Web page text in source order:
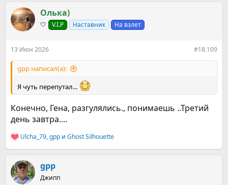
к
ц
и
Олька)
🤍 V.I.P Наставник На взлет
13 Июн 2026 #18.109
gpp написал(а):
Я чуть перепутал...
Конечно, Гена, разгулялись., понимаешь ..Третий
день завтра....
Р
е
к
ц
и
Ulcha_79,gpp и Ghost Silhouette
gpp
Джипп